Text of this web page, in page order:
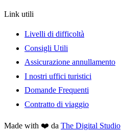
Link utili
Livelli di difficoltà
Consigli Utili
Assicurazione annullamento
I nostri uffici turistici
Domande Frequenti
Contratto di viaggio
Made with ❤️ da The Digital Studio